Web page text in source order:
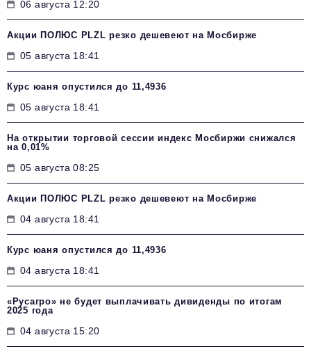
06 августа 12:20
Акции ПОЛЮС PLZL резко дешевеют на Мосбирже
05 августа 18:41
Курс юаня опустился до 11,4936
05 августа 18:41
На открытии торговой сессии индекс Мосбиржи снижался
на 0,01%
05 августа 08:25
Акции ПОЛЮС PLZL резко дешевеют на Мосбирже
04 августа 18:41
Курс юаня опустился до 11,4936
04 августа 18:41
«Русагро» не будет выплачивать дивиденды по итогам
2025 года
04 августа 15:20